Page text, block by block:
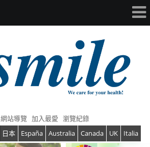
網站導覽 加入最愛
日本 España Australia Canada UK Italia
瀏覽紀錄